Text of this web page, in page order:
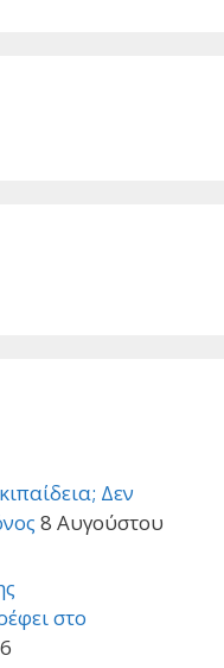
Δεν
8 Αυγούστου
στο